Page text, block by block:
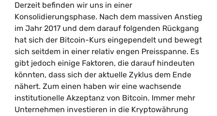
Derzeit befinden wir uns in einer
Konsolidierungsphase. Nach dem massiven Anstieg
im Jahr 2017 und dem darauf folgenden Rückgang
hat sich der Bitcoin-Kurs eingependelt und bewegt
sich seitdem in einer relativ engen Preisspanne. Es
gibt jedoch einige Faktoren, die darauf hindeuten
könnten, dass sich der aktuelle Zyklus dem Ende
nähert. Zum einen haben wir eine wachsende
institutionelle Akzeptanz von Bitcoin. Immer mehr
Unternehmen investieren in die Kryptowährung